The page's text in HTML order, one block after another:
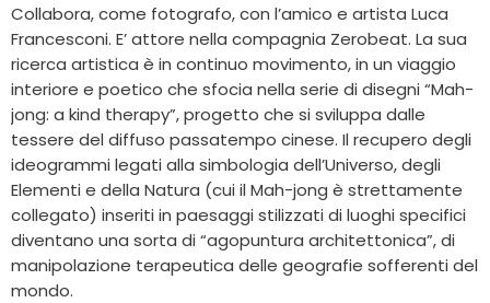
Collabora, come fotografo, con l’amico e artista Luca
Francesconi. E’ attore nella compagnia Zerobeat. La sua
ricerca artistica è in continuo movimento, in un viaggio
interiore e poetico che sfocia nella serie di disegni “Mah-
jong: a kind therapy”, progetto che si sviluppa dalle
tessere del diffuso passatempo cinese. Il recupero degli
ideogrammi legati alla simbologia dell’Universo, degli
Elementi e della Natura (cui il Mah-jong è strettamente
collegato) inseriti in paesaggi stilizzati di luoghi specifici
diventano una sorta di “agopuntura architettonica”, di
manipolazione terapeutica delle geografie sofferenti del
mondo.